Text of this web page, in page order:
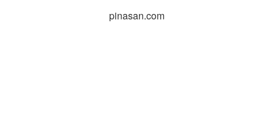
pinasan.com